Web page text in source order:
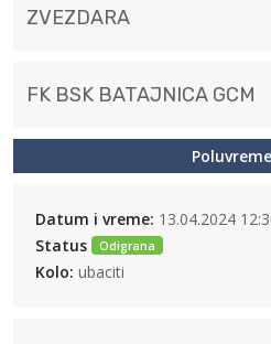
ZVEZDARA
FK BSK BATAJNICA GCM
Datum i vreme: 13.04.2024
Status
Odigrana
Kolo: ubaciti